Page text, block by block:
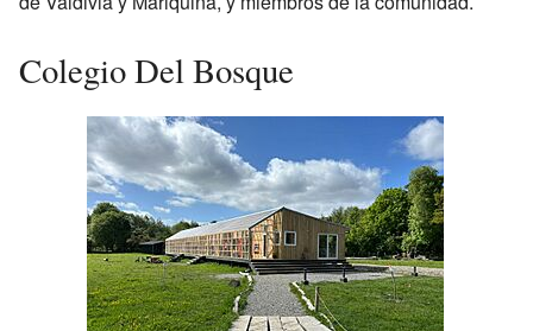
Colegio Del Bosque